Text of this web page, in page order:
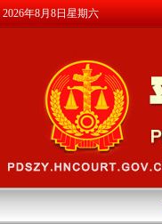
2026年8月8日星期六